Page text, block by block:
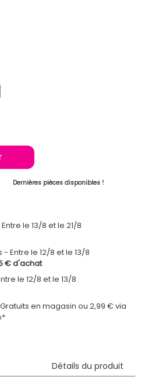
Dernières pièces disponibles !
Entre le 13/8 et le 21/8
Entre le 12/8 et le 13/8
€ d'achat
le 12/8 et le 13/8
en magasin ou 2,99 € via
Détails du produit